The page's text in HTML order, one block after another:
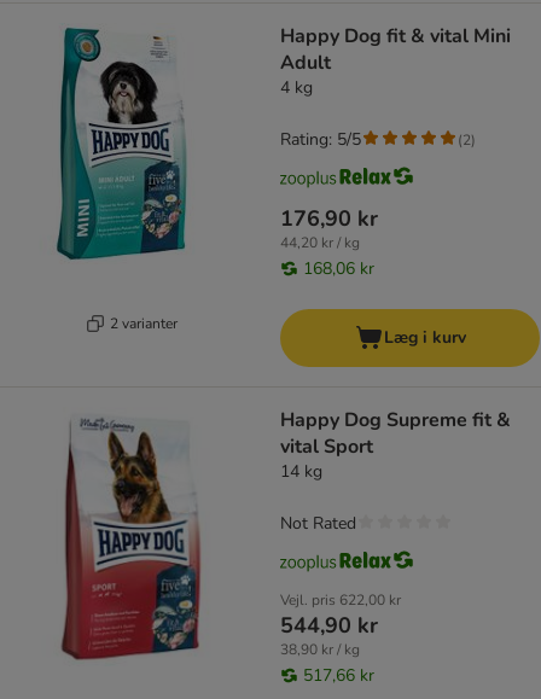
2 varianter
Happy Dog fit & vital Mini
Adult
4 kg
176,90 kr
44,20 kr / kg
168,06 kr
Rating: 5/5 (2)
Læg i kurv
Happy Dog Supreme fit &
vital Sport
14 kg
Vejl. pris 622,00 kr
544,90 kr
38,90 kr / kg
517,66 kr
Not Rated